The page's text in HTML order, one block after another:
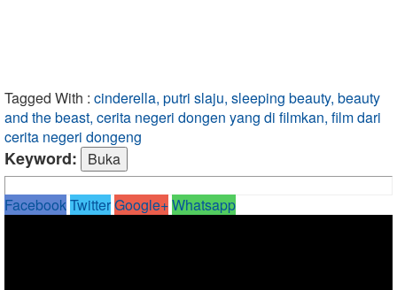
Tagged With : cinderella, putri slaju, sleeping beauty, beauty
and the beast, cerita negeri dongen yang di filmkan, film dari
cerita negeri dongeng
Keyword:
FacebookTwitterGoogle+Whatsapp